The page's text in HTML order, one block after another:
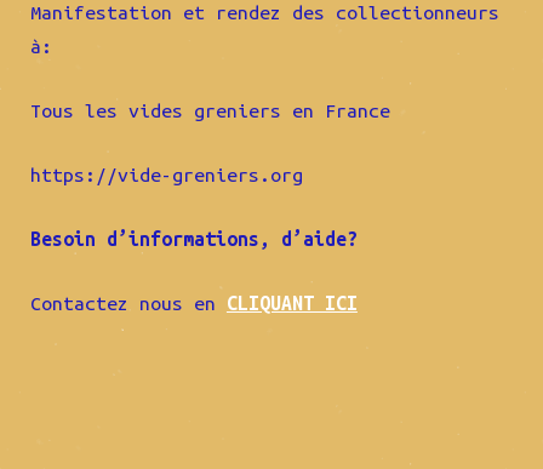
Manifestation et rendez des collectionneurs
à:
Tous les vides greniers en France
https://vide-greniers.org
Besoin d’informations, d’aide?
Contactez nous en CLIQUANT ICI